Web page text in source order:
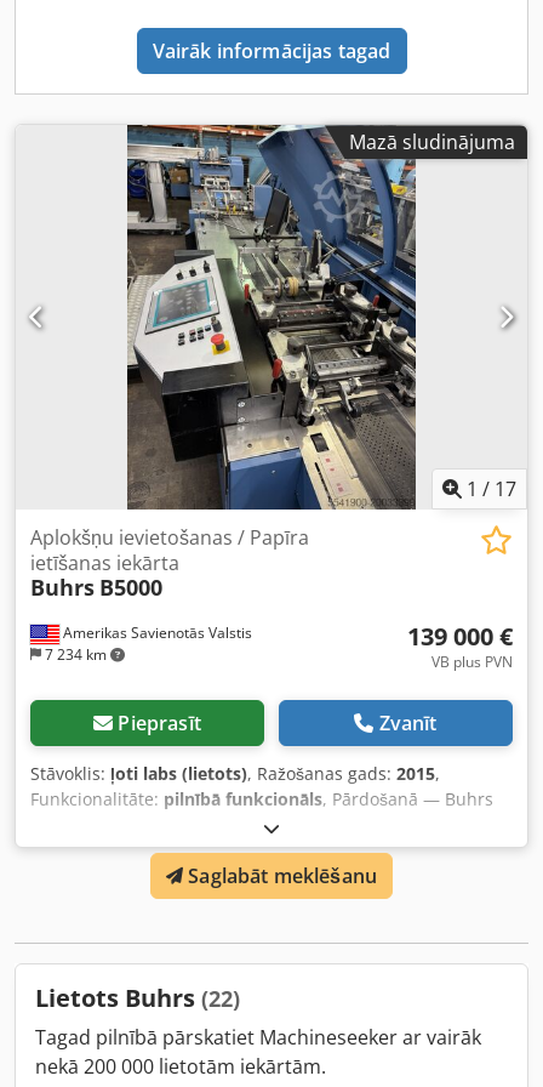
Vairāk informācijas tagad
Mazā sludinājuma
1 / 17
Amerikas Savienotās Valstis
7 234 km
Aplokšņu ievietošanas / Papīra
ietīšanas iekārta
Buhrs B5000
139 000 €
VB plus PVN
Pieprasīt Zvanīt
Stāvoklis: ļoti labs (lietots), Ražošanas gads: 2015,
Funkcionalitāte: pilnībā funkcionāls, Pārdošanā — Buhrs
B5000 papīra iepakošanas iekārta (2015) — Tikai 11 055
783 cikli, līdz 24 000 iepakojumiem stundā Modelis: Buhrs
B5000 papīra iepakošanas / sūtījumu apstrādes sistēma
Izgatavošanas gads: 2015 Kopējais ciklu skaits: 11 055 783
ātrums: līdz 24 000 iepakojumiem stundā Stāvoklis: Ļoti
serviss saskaņā ar grafiku Atrašanās vieta: ASV Iekļauts:
Pilnībā integrēta sistēma: rotējošais padevējs,
automātiskais produkta iekrāvējs/konveijers padevēja
produktiem, vākšanas sekcija, PPU (produkta
Saglabāt meklēšanu
Lietots Buhrs (22)
Tagad pilnībā pārskatiet Machineseeker ar vairāk
nekā 200 000 lietotām iekārtām.